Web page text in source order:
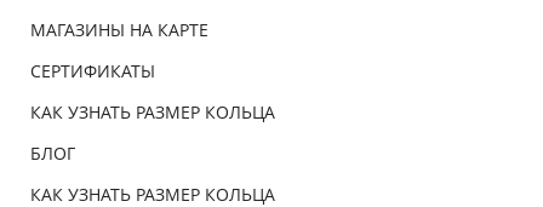
МАГАЗИНЫ НА КАРТЕ
СЕРТИФИКАТЫ
КАК УЗНАТЬ РАЗМЕР КОЛЬЦА
БЛОГ
КАК УЗНАТЬ РАЗМЕР КОЛЬЦА